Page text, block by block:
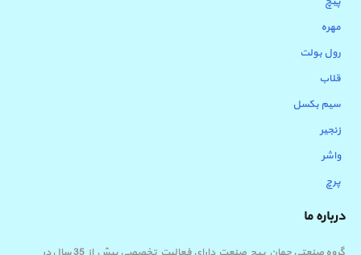
مهره
رول بولت
قلاب
سیم بکسل
زنجیر
واشر
پرچ
درباره ما